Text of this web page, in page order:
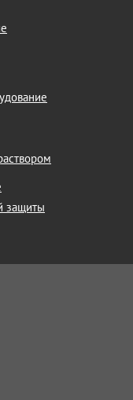
защиты